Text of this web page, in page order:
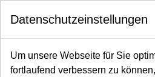
Startseite
Reflektoren / Softboxen
Hintergrund Foto allgemein
Hintergründe -
Datenschutzeinstellungen
Um unsere Webseite für Sie
fortlaufend verbessern zu